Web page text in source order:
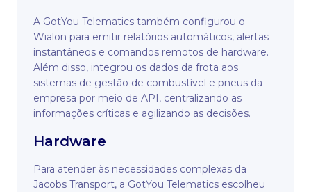
A GotYou Telematics também configurou o
Wialon para emitir relatórios automáticos, alertas
instantâneos e comandos remotos de hardware.
Além disso, integrou os dados da frota aos
sistemas de gestão de combustível e pneus da
empresa por meio de API, centralizando as
informações críticas e agilizando as decisões.
Hardware
Para atender às necessidades complexas da
Jacobs Transport, a GotYou Telematics escolheu